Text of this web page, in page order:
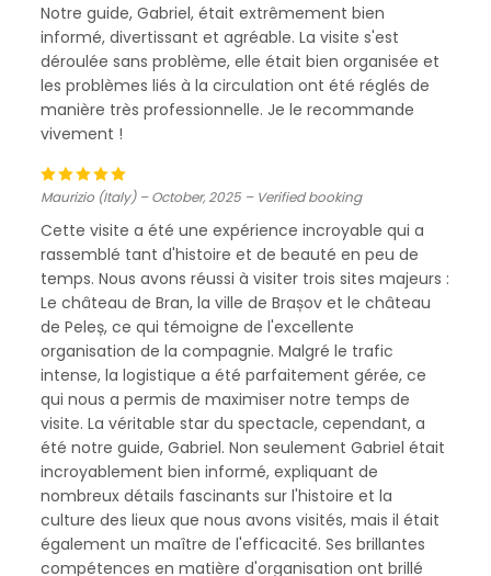
Notre guide, Gabriel, était extrêmement bien
informé, divertissant et agréable. La visite s'est
déroulée sans problème, elle était bien organisée et
les problèmes liés à la circulation ont été réglés de
manière très professionnelle. Je le recommande
vivement !
Maurizio (Italy) – October, 2025 – Verified booking
Cette visite a été une expérience incroyable qui a
rassemblé tant d'histoire et de beauté en peu de
temps. Nous avons réussi à visiter trois sites majeurs :
Le château de Bran, la ville de Brașov et le château
de Peleș, ce qui témoigne de l'excellente
organisation de la compagnie. Malgré le trafic
intense, la logistique a été parfaitement gérée, ce
qui nous a permis de maximiser notre temps de
visite. La véritable star du spectacle, cependant, a
été notre guide, Gabriel. Non seulement Gabriel était
incroyablement bien informé, expliquant de
nombreux détails fascinants sur l'histoire et la
culture des lieux que nous avons visités, mais il était
également un maître de l'efficacité. Ses brillantes
compétences en matière d'organisation ont brillé